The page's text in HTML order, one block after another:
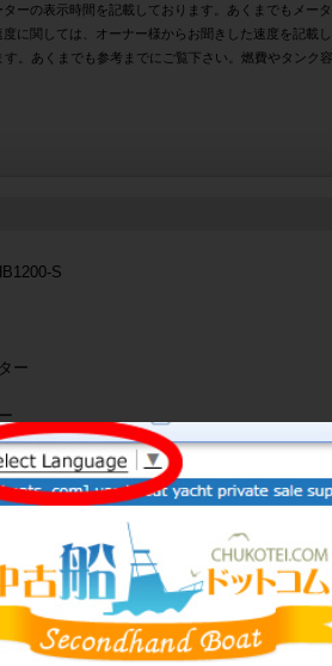
ーの表示時間を記載しております。あくまでもメー
に関しては、オーナー様からお聞きした速度を記載
。あくまでも参考までにご覧下さい。燃費やタンク
S
ー